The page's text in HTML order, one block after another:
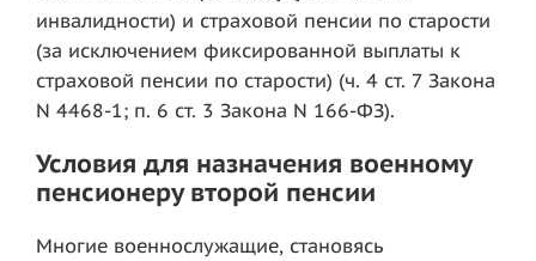
инвалидности) и страховой пенсии по старости
(за исключением фиксированной выплаты к
страховой пенсии по старости) (ч. 4 ст. 7 Закона
N 4468-1; п. 6 ст. 3 Закона N 166-ФЗ).
Условия для назначения военному
пенсионеру второй пенсии
Многие военнослужащие, становясь